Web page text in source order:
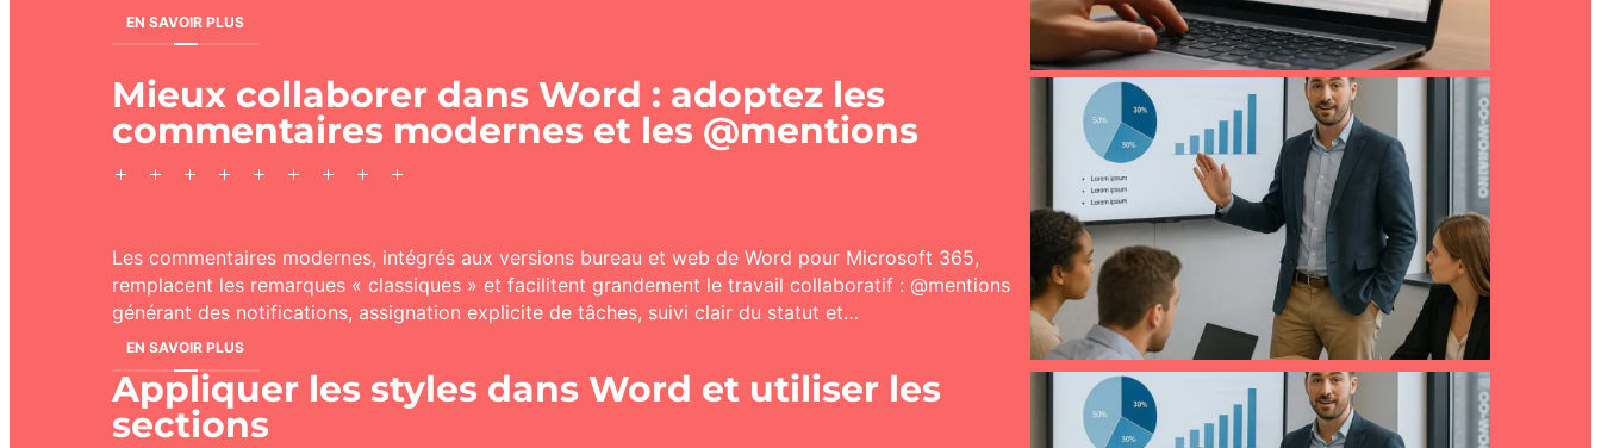
EN SAVOIR PLUS
Mieux collaborer dans Word : adoptez les
commentaires modernes et les @mentions
Les commentaires modernes, intégrés aux versions bureau et web de Word pour Microsoft 365,
remplacent les remarques « classiques » et facilitent grandement le travail collaboratif : @mentions
générant des notifications, assignation explicite de tâches, suivi clair du statut et…
EN SAVOIR PLUS
Appliquer les styles dans Word et utiliser les
sections